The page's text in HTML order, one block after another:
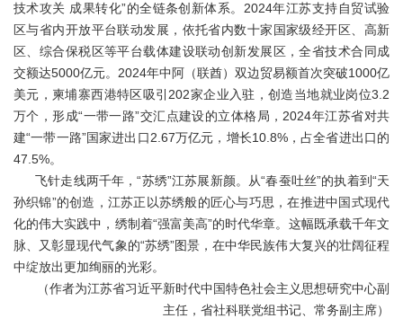
技术攻关 成果转化”的全链条创新体系。2024年江苏支持自贸试验
区与省内开放平台联动发展，依托省内数十家国家级经开区、高新
区、综合保税区等平台载体建设联动创新发展区，全省技术合同成
交额达5000亿元。2024年中阿（联酋）双边贸易额首次突破1000亿
美元，柬埔寨西港特区吸引202家企业入驻，创造当地就业岗位3.2
万个，形成“一带一路”交汇点建设的立体格局，2024年江苏省对共
建“一带一路”国家进出口2.67万亿元，增长10.8%，占全省进出口的
47.5%。
飞针走线两千年，“苏绣”江苏展新颜。从“春蚕吐丝”的执着到“天
孙织锦”的创造，江苏正以苏绣般的匠心与巧思，在推进中国式现代
化的伟大实践中，绣制着“强富美高”的时代华章。这幅既承载千年文
脉、又彰显现代气象的“苏绣”图景，在中华民族伟大复兴的壮阔征程
中绽放出更加绚丽的光彩。
（作者为江苏省习近平新时代中国特色社会主义思想研究中心副
主任，省社科联党组书记、常务副主席）